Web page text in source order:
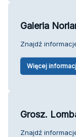
Galeria
Znajdź
Więcej
Grosz.
Znajdź